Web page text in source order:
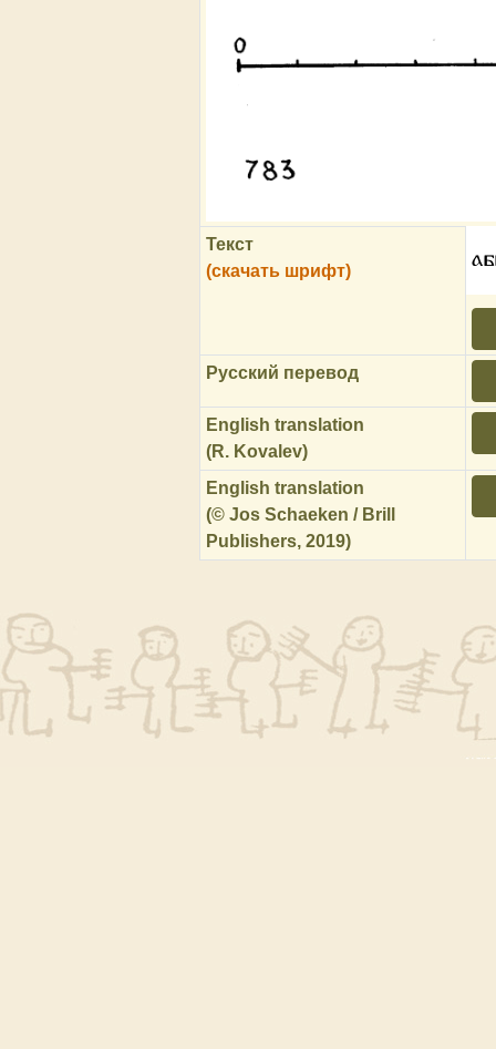
Текст
(скачать шрифт)
Русский перевод
English translation
(R. Kovalev)
English translation
(© Jos Schaeken / Brill
Publishers, 2019)